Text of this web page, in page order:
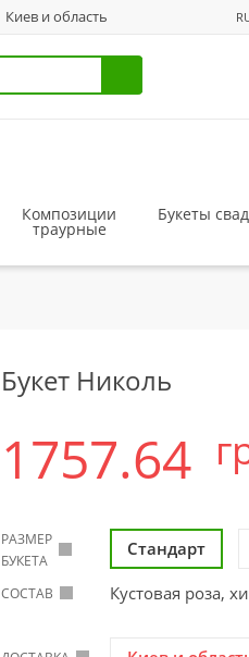
Киев и область
Композиции
траурные
Букеты
Букет Николь
1757.64
РАЗМЕР
БУКЕТА
Стандарт
СОСТАВ Кустовая роза,